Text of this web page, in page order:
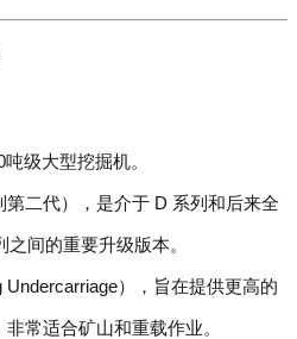
级大型挖掘机。
第二代），是介于 D 系列和后来全
间的重要升级版本。
Undercarriage），旨在提供更高的
常适合矿山和重载作业。